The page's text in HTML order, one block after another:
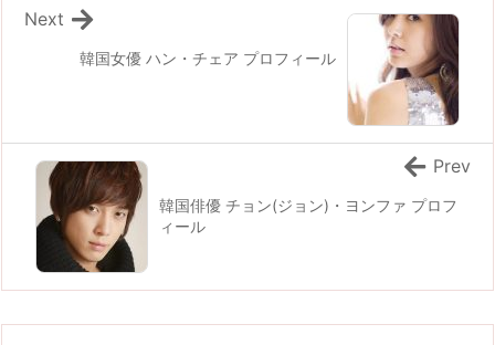
韓国女優 ハン・チェア プロフィール
Next
韓国俳優 チョン(ジョン)・ヨンファ プロフ
ィール
Prev